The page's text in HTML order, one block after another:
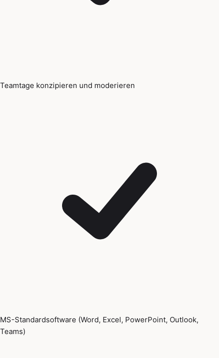
Teamtage konzipieren und moderieren
MS-Standardsoftware (Word, Excel, PowerPoint, Outlook,
Teams)